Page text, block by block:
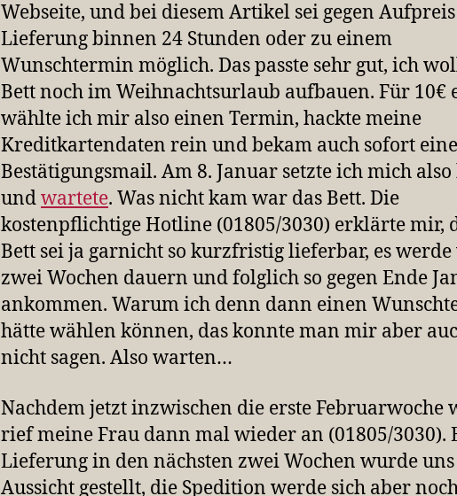
Webseite, und bei diesem Artikel sei gegen
Lieferung binnen 24 Stunden oder zu einem
Wunschtermin möglich. Das passte sehr gut, ich
Bett noch im Weihnachtsurlaub aufbauen. Für 10€
wählte ich mir also einen Termin, hackte meine
Kreditkartendaten rein und bekam auch sofort eine
Bestätigungsmail. Am 8. Januar setzte ich mich
undwartete. Was nicht kam war das Bett. Die
kostenpflichtige Hotline (01805/3030) erklärte mir,
Bett sei ja garnicht so kurzfristig lieferbar, es
zwei Wochen dauern und folglich so gegen Ende
ankommen. Warum ich denn dann einen
hätte wählen können, das konnte man mir aber
nicht sagen. Also warten…
Nachdem jetzt inzwischen die erste Februarwoche
rief meine Frau dann mal wieder an (01805/3030).
Lieferung in den nächsten zwei Wochen wurde
Aussicht gestellt, die Spedition werde sich aber